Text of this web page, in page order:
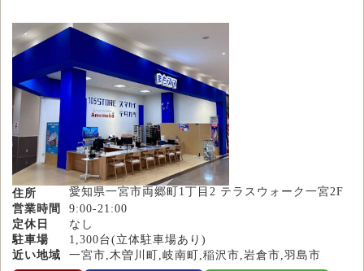
住所
愛知県一宮市両郷町1丁目2 テラスウォーク一宮2F
営業時間
9:00-21:00
定休日
なし
駐車場
1,300台(立体駐車場あり)
近い地域
一宮市,木曽川町,岐南町,稲沢市,岩倉市,羽島市